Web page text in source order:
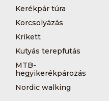
Kerékpár túra
Korcsolyázás
Krikett
Kutyás terepfutás
MTB-
hegyikerékpározás
Nordic walking